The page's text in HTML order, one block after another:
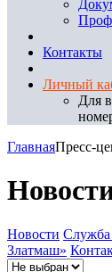
Контакты
Личный
Для
ГлавнаяПресс-
Новости Служба
Златмаш»